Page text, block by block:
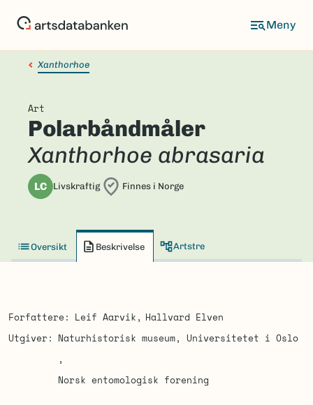
Xanthorhoe
Art
Polarbåndmåler
Xanthorhoe abrasaria
LC Livskraftig Finnes i Norge
Oversikt Beskrivelse Artstre
Forfattere Leif Aarvik
Hallvard Elven
Utgiver
Naturhistorisk museum, Universitetet i Oslo
Norsk entomologisk forening